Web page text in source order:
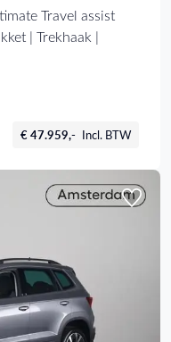
Travel assist
| Trekhaak |
€ 47.959,- Incl. BTW